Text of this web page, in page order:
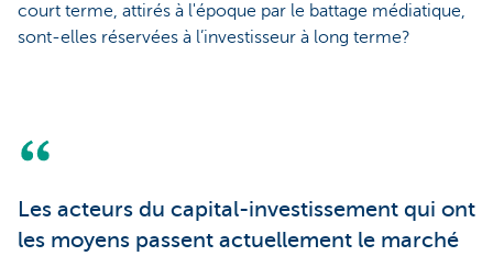
court terme, attirés à l'époque par le battage médiatique,
sont-elles réservées à l’investisseur à long terme?
Les acteurs du capital-investissement qui ont
les moyens passent actuellement le marché